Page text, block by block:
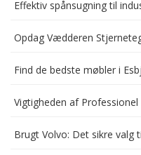
Effektiv spånsugning til
Opdag Vædderen
Find de bedste møbler i
Vigtigheden af
Brugt Volvo: Det sikre valg